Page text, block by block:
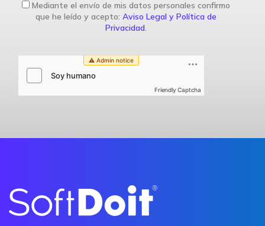
Mediante el envío de mis datos personales confirmo
que he leído y acepto: Aviso Legal y Política de
Privacidad.
Friendly Captcha